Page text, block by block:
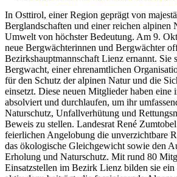
In Osttirol, einer Region geprägt von
Berglandschaften und einer reichen alpinen
Umwelt von höchster Bedeutung. Am 9.
neue Bergwächterinnen und Bergwächter
Bezirkshauptmannschaft Lienz ernannt. Sie
Bergwacht, einer ehrenamtlichen
für den Schutz der alpinen Natur und die
einsetzt. Diese neuen Mitglieder haben eine
absolviert und durchlaufen, um ihr
Naturschutz, Unfallverhütung und
Beweis zu stellen. Landesrat René
feierlichen Angelobung die unverzichtbare
das ökologische Gleichgewicht sowie den
Erholung und Naturschutz. Mit rund 80
Einsatzstellen im Bezirk Lienz bilden sie ein